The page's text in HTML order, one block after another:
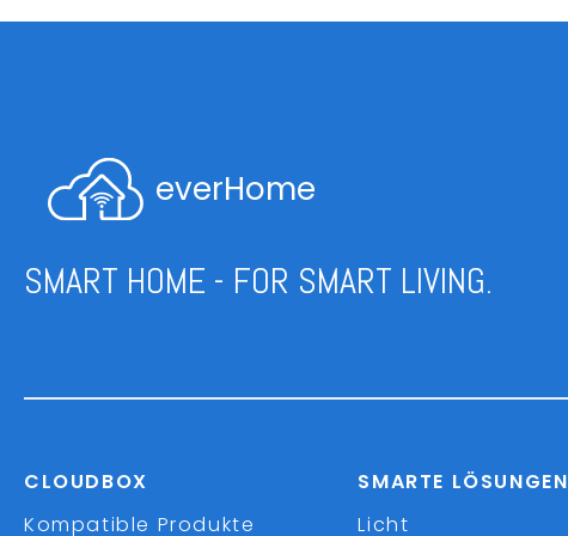
everHome
SMART HOME - FOR SMART LIVING.
CLOUDBOX
Kompatible Produkte
SMARTE LÖSUNGEN
Licht